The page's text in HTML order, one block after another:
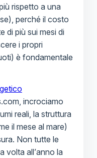
rispetto a una
perché il costo
di più sui mesi di
i propri
è fondamentale
incrociamo
reali, la struttura
il mese al mare)
Non tutte le
volta all’anno la